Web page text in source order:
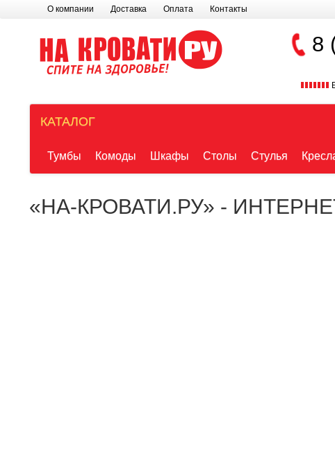
О компании Доставка Оплата Контакты
8
КАТАЛОГ
Тумбы Комоды Шкафы Столы Стулья
«НА-КРОВАТИ.РУ» -